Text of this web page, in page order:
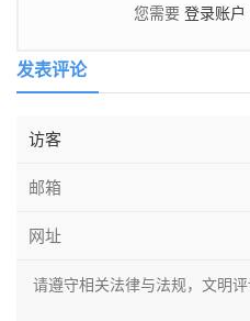
您需要 登录账户
发表评论